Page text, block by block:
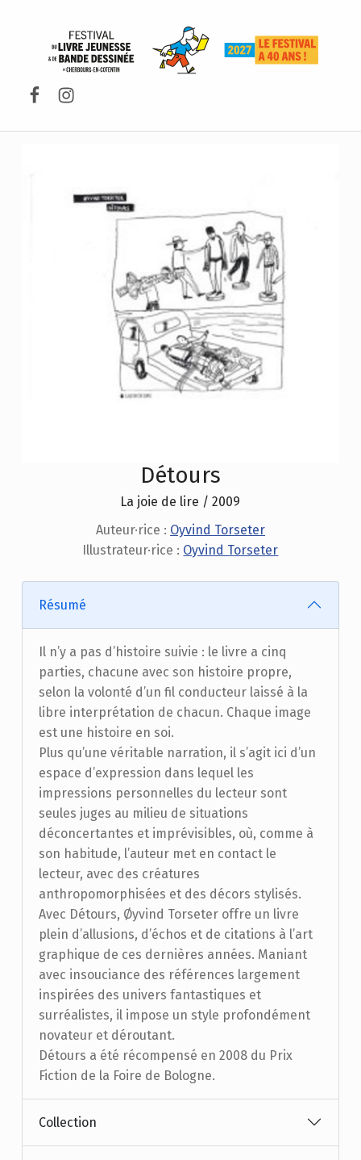
Facebook
Instagram
Détours
La joie de lire / 2009
Auteur·rice : Oyvind Torseter
Illustrateur·rice : Oyvind Torseter
Résumé
Il n’y a pas d’histoire suivie : le livre a cinq
parties, chacune avec son histoire propre,
selon la volonté d’un fil conducteur laissé à la
libre interprétation de chacun. Chaque image
est une histoire en soi.
Plus qu’une véritable narration, il s’agit ici d’un
espace d’expression dans lequel les
impressions personnelles du lecteur sont
seules juges au milieu de situations
déconcertantes et imprévisibles, où, comme à
son habitude, l’auteur met en contact le
lecteur, avec des créatures
anthropomorphisées et des décors stylisés.
Avec Détours, Øyvind Torseter offre un livre
plein d’allusions, d’échos et de citations à l’art
graphique de ces dernières années. Maniant
avec insouciance des références largement
inspirées des univers fantastiques et
surréalistes, il impose un style profondément
novateur et déroutant.
Détours a été récompensé en 2008 du Prix
Fiction de la Foire de Bologne.
Collection